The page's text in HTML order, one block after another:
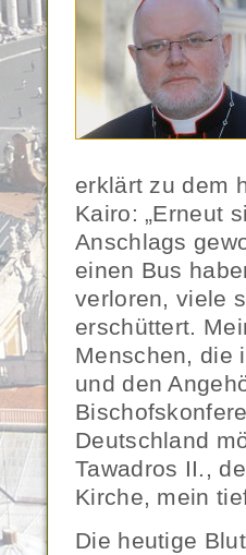
erklärt zu dem
Kairo: „Erneut
Anschlags
einen Bus
verloren, viele
erschüttert.
Menschen, die
und den
Deutschland
Tawadros II.,
Kirche, mein
Die heutige